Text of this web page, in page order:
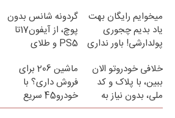
میخوایم رایگان بهت
یاد بدیم چجوری
پولدارشی! باور نداری
گردونه شانس بدون
پوچ، از آیفون17تا
PS5 و طلای
خلافی خودروتو الان
ببین، با پلاک و کد
ملی، بدون نیاز به
مراجعه حضوری
ماشین 206 برای
فروش داری؟ با
خودرو45 سریع
بفروش